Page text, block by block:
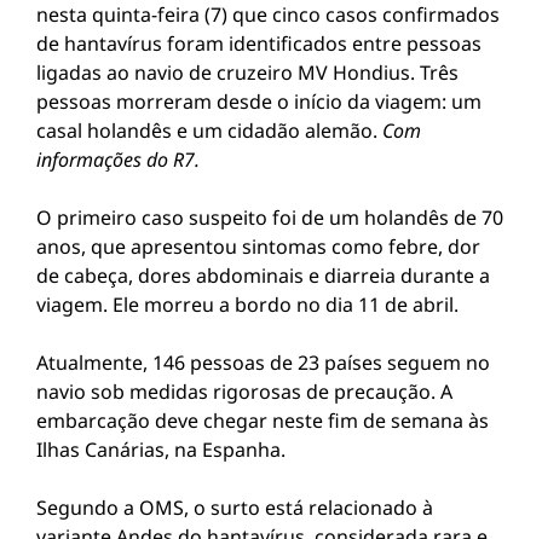
nesta quinta-feira (7) que cinco casos confirmados
de hantavírus foram identificados entre pessoas
ligadas ao navio de cruzeiro MV Hondius. Três
pessoas morreram desde o início da viagem: um
casal holandês e um cidadão alemão. Com
informações do R7.
O primeiro caso suspeito foi de um holandês de 70
anos, que apresentou sintomas como febre, dor
de cabeça, dores abdominais e diarreia durante a
viagem. Ele morreu a bordo no dia 11 de abril.
Atualmente, 146 pessoas de 23 países seguem no
navio sob medidas rigorosas de precaução. A
embarcação deve chegar neste fim de semana às
Ilhas Canárias, na Espanha.
Segundo a OMS, o surto está relacionado à